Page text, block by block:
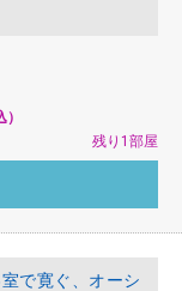
残り1部屋
で寛ぐ、オーシ